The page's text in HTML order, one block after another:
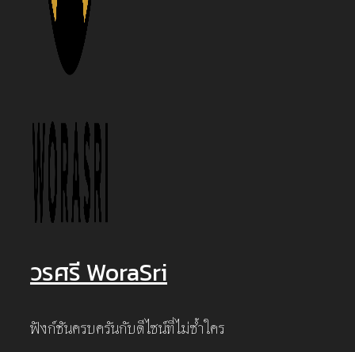
วรศรี WoraSri
ฟังก์ชันครบครันกับดีไซน์ที่ไม่ซ้ำใคร